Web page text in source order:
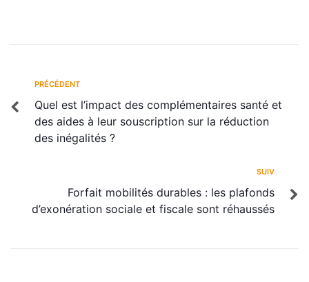
PRÉCÉDENT
Quel est l’impact des complémentaires santé et
des aides à leur souscription sur la réduction
des inégalités ?
SUIV
Forfait mobilités durables : les plafonds
d’exonération sociale et fiscale sont réhaussés